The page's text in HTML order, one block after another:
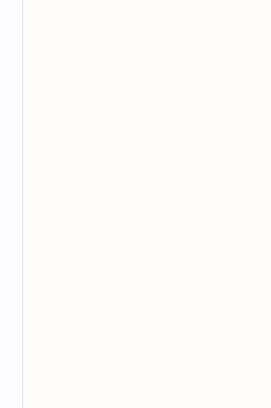
MariaDB vs MySQL,
Anda akan bertanya apa itu
Percantik Linux Anda